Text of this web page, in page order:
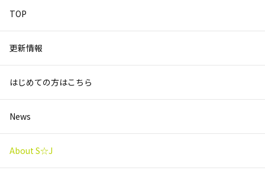
TOP
更新情報
はじめての方はこちら
News
About S☆J